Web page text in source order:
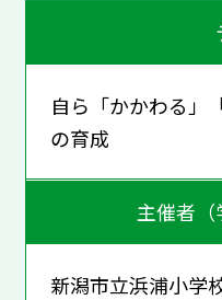
自ら「かかわる」
の育成
主催者（
新潟市立浜浦小学